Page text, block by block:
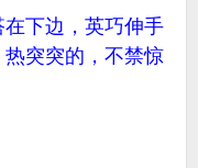
下边，英巧伸手
突突的，不禁惊